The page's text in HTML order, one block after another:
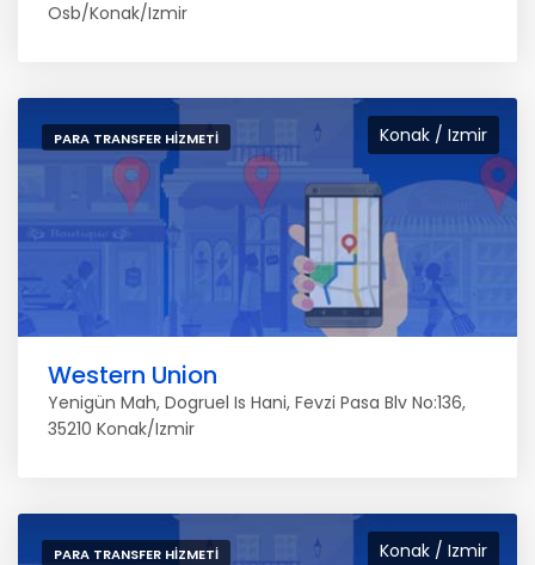
Osb/Konak/Izmir
Konak / Izmir
PARA TRANSFER HIZMETI
Western Union
Yenigün Mah, Dogruel Is Hani, Fevzi Pasa Blv No:136,
35210 Konak/Izmir
Konak / Izmir
PARA TRANSFER HIZMETI